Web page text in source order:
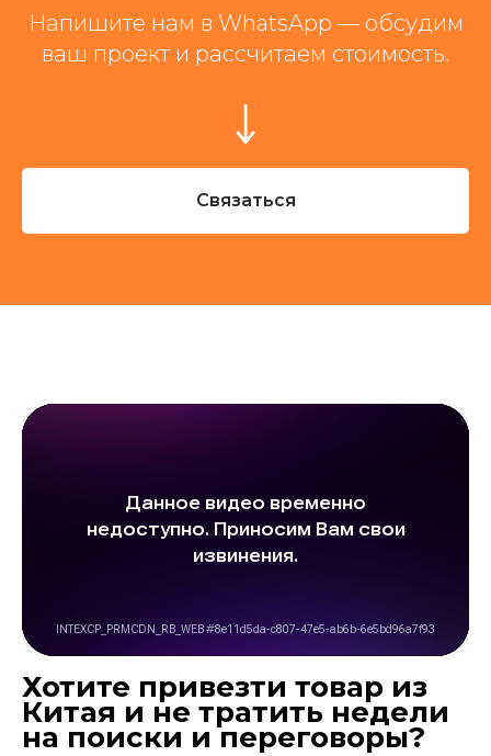
Напишите нам в WhatsApp — обсудим
ваш проект и рассчитаем стоимость.
Связаться
Хотите привезти товар из
Китая и не тратить недели
на поиски и переговоры?